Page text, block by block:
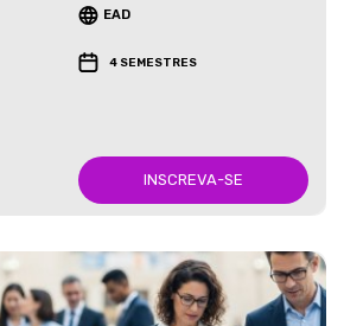
EAD
4 SEMESTRES
INSCREVA-SE